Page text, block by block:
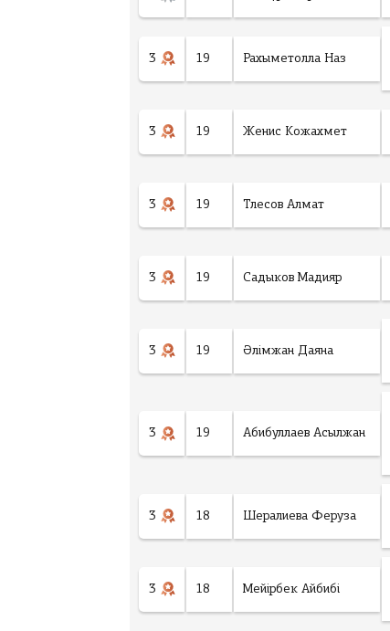
3 19 Рахыметолла Наз
3 19 Женис Кожахмет
3 19 Тлесов Алмат
3 19 Садыков Мадияр
3 19 Әлімжан Даяна
3 19 Абибуллаев Асылжан
3 18 Шералиева Феруза
3 18 Мейірбек Айбибі